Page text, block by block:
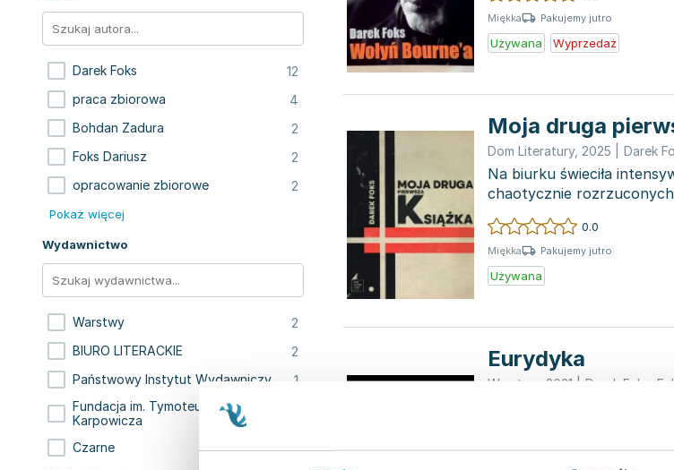
Darek Foks 12
praca zbiorowa 4
Bohdan Zadura 2
Foks Dariusz 2
opracowanie zbiorowe 2
Pokaż więcej
Wydawnictwo
Warstwy 2
BIURO LITERACKIE 2
Państwowy Instytut Wydawniczy 1
Fundacja im. Tymoteusza
Karpowicza
Czarne 1
Miękka Pakujemy jutro
Używana Wyprzedaż
Moja druga
Dom Literatury, 2025 Darek
Na biurku świeciła
chaotycznie
podczas gdy...
0.0
Miękka Pakujemy jutro
Używana
Eurydyka
Warstwy 2021 | Darek Foks
"Eurydyka" to druga
Silesius, po minim...